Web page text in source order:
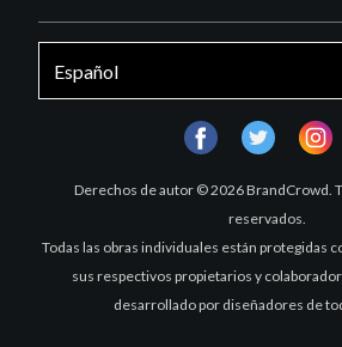
Derechos de autor © 2026 BrandCrowd.
reservados.
Todas las obras individuales están protegidas
sus respectivos propietarios y
desarrollado por diseñadores de
facebooktwitter